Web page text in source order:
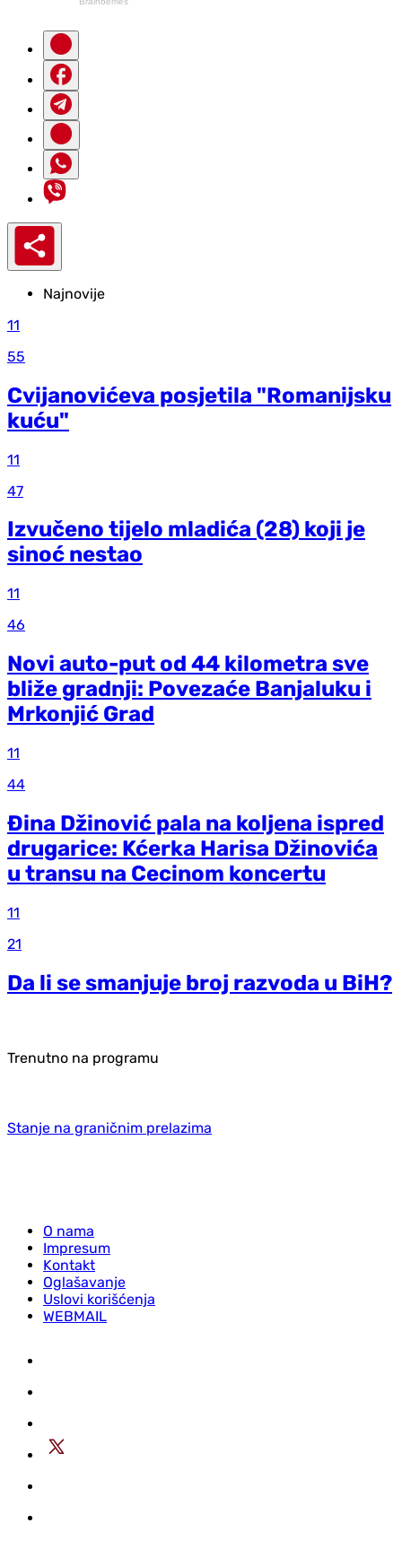
Najnovije
11
55
Cvijanovićeva posjetila "Romanijsku
kuću"
11
47
Izvučeno tijelo mladića (28) koji je
sinoć nestao
11
46
Novi auto-put od 44 kilometra sve
bliže gradnji: Povezaće Banjaluku i
Mrkonjić Grad
11
44
Đina Džinović pala na koljena ispred
drugarice: Kćerka Harisa Džinovića
u transu na Cecinom koncertu
11
21
Da li se smanjuje broj razvoda u BiH?
Trenutno na programu
Stanje na graničnim prelazima
O nama
Impresum
Kontakt
Oglašavanje
Uslovi korišćenja
WEBMAIL